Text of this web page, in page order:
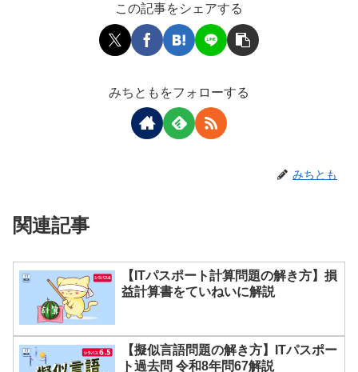
この記事をシェアする
みちともをフォローする
みちとも
関連記事
【ITパスポート計算問題の解き方】損
益計算書をていねいに解説
【擬似言語問題の解き方】ITパスポー
ト過去問 令和8年問67解説